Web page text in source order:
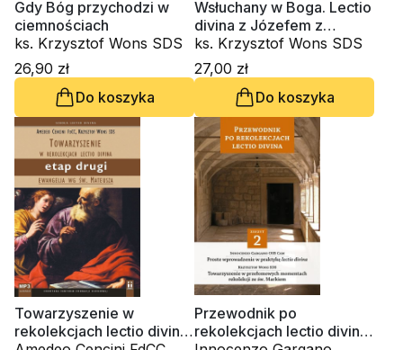
Gdy Bóg przychodzi w
ciemnościach
ks. Krzysztof Wons SDS
26,90 zł
Do koszyka
Wsłuchany w Boga. Lectio
divina z Józefem z
Nazaretu (CD-audiobook)
ks. Krzysztof Wons SDS
27,00 zł
Do koszyka
Towarzyszenie w
rekolekcjach lectio divina.
Przewodnik po
rekolekcjach lectio divina.